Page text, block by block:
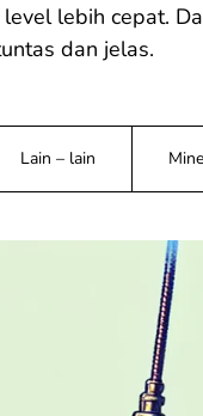
lebih cepat.
dan jelas.
Lain – lain